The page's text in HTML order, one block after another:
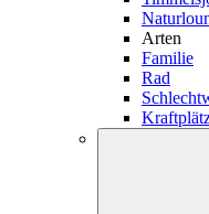
Arten
Familie
Rad